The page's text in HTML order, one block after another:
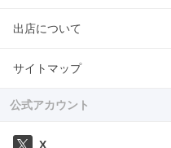
出店について
サイトマップ
公式アカウント
X